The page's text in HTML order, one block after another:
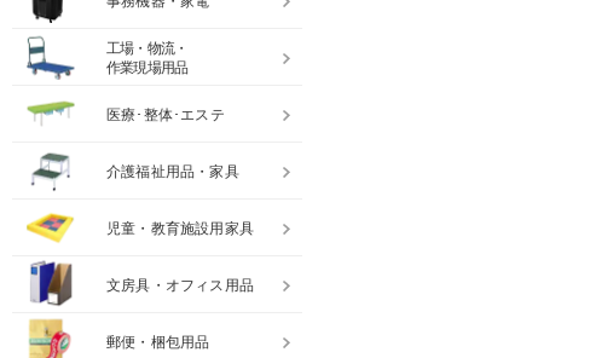
工場・物流・
作業現場用品
医療･整体･エステ
介護福祉用品・家具
児童・教育施設用家具
文房具・オフィス用品
郵便・梱包用品